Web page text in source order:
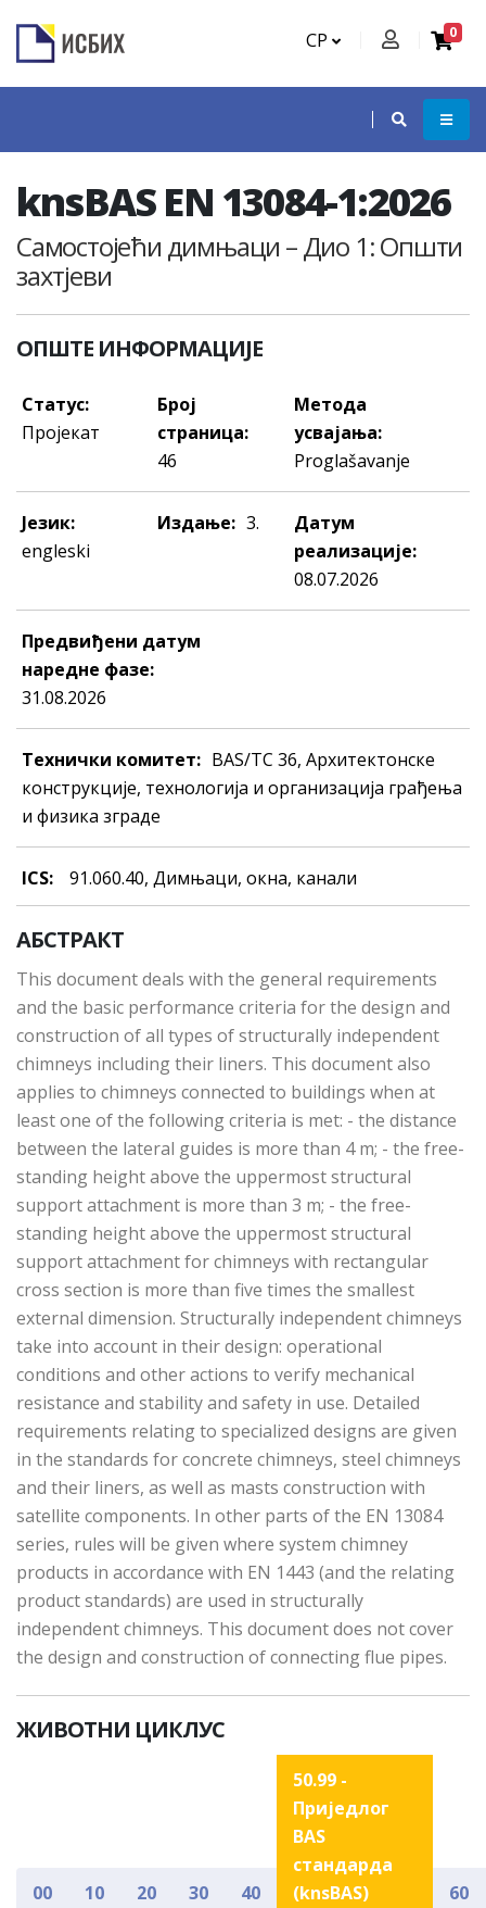
СР 0
knsBAS EN 13084-1:2026
Самостојећи димњаци – Дио 1: Општи
захтјеви
ОПШТЕ ИНФОРМАЦИЈЕ
Статус:
Пројекат
Број
страница:
46
Метода
усвајања:
Proglašavanje
Језик:
engleski
Издање: 3.
Датум
реализације:
08.07.2026
Предвиђени датум
наредне фазе:
31.08.2026
Технички комитет: BAS/TC 36, Архитектонске
конструкције, технологија и организација грађења
и физика зграде
ICS: 91.060.40, Димњaци, oкнa, кaнaли
АБСТРАКТ
This document deals with the general requirements
and the basic performance criteria for the design and
construction of all types of structurally independent
chimneys including their liners. This document also
applies to chimneys connected to buildings when at
least one of the following criteria is met: - the distance
between the lateral guides is more than 4 m; - the free-
standing height above the uppermost structural
support attachment is more than 3 m; - the free-
standing height above the uppermost structural
support attachment for chimneys with rectangular
cross section is more than five times the smallest
external dimension. Structurally independent chimneys
take into account in their design: operational
conditions and other actions to verify mechanical
resistance and stability and safety in use. Detailed
requirements relating to specialized designs are given
in the standards for concrete chimneys, steel chimneys
and their liners, as well as masts construction with
satellite components. In other parts of the EN 13084
series, rules will be given where system chimney
products in accordance with EN 1443 (and the relating
product standards) are used in structurally
independent chimneys. This document does not cover
the design and construction of connecting flue pipes.
ЖИВОТНИ ЦИКЛУС
00 10 20 30 40
50.99 -
Приједлог
BAS
стандарда
(knsBAS)
60